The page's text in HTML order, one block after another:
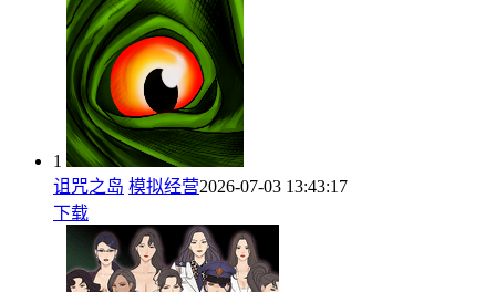
1
诅咒之岛 模拟经营2026-07-03 13:43:17
下载